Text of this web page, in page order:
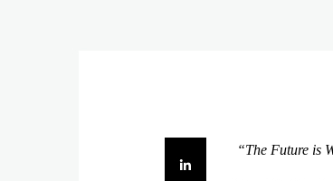
Share on LinkedIn
“The Future is